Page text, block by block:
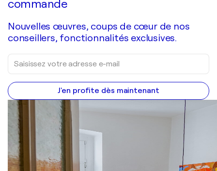
commande
Nouvelles œuvres, coups de cœur de nos
conseillers, fonctionnalités exclusives.
J'en profite dès maintenant